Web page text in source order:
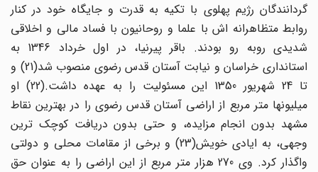
گردانندگان رژیم پهلوی با تکیه به قدرت و جایگاه خود در کنار
روابط متظاهرانه اش با علما و روحانیون با فساد مالی و اخلاقی
شدیدی روبه رو بودند. باقر پیرنیا، در اول خرداد 1346 به
استانداری خراسان و نیابت آستان قدس رضوی منصوب شد(21) و
تا 24 شهریور 1350 این مسئولیت را به عهده داشت.(22) او
میلیونها متر مربع از اراضی آستان قدس رضوی را در بهترین نقاط
مشهد بدون انجام مزایده، و حتی بدون دریافت کوچک ترین
وجهی، به ایادی خویش(23) و برخی از مقامات محلی و دولتی
واگذار کرد. وی 270 هزار متر مربع از این اراضی را به عنوان حق